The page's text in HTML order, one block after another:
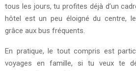
tous les jours, tu profites déjà d’un
hôtel est un peu éloigné du centre,
grâce aux bus fréquents.
En pratique, le tout compris est
voyages en famille, si tu veux te